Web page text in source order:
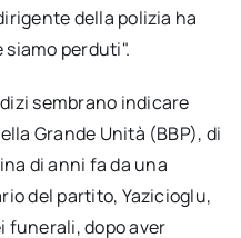
della polizia ha
perduti".
sembrano indicare
Grande Unità (BBP), di
di anni fa da una
del partito, Yazicioglu,
funerali, dopo aver